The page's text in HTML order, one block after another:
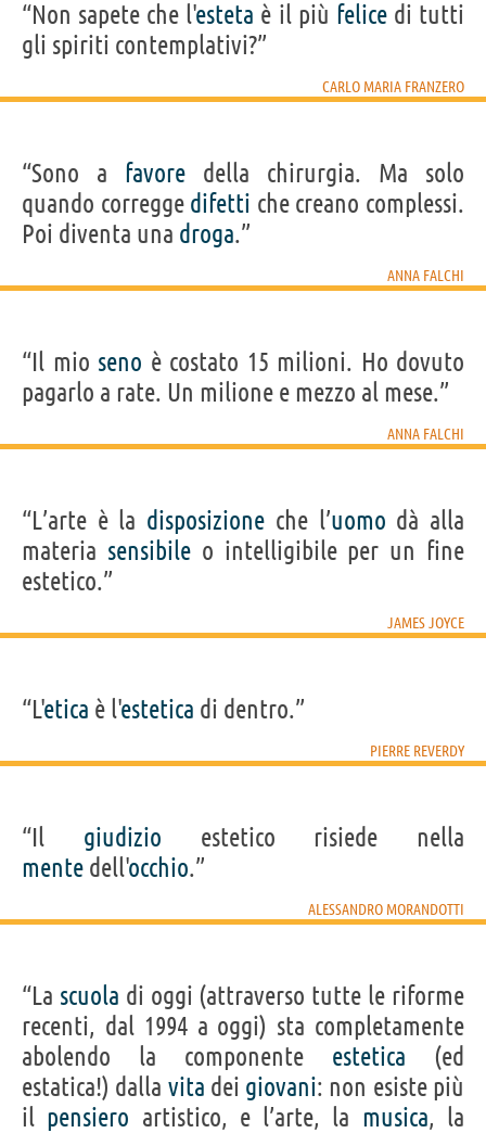
“Non sapete che l'esteta è il più felicedi tutti
gli spiriti contemplativi?”
CARLO MARIA FRANZERO
“Sono a favore della chirurgia. Ma solo
quando corregge difetti che creano complessi.
Poi diventa una droga.”
ANNA FALCHI
“Il mio seno è costato 15 milioni. Ho dovuto
pagarlo a rate. Un milione e mezzo al mese.”
ANNA FALCHI
“L’arte è la disposizione che l’uomo dà alla
materia sensibileo intelligibile per un fine
estetico.”
JAMES JOYCE
“L'etica è l'estetica di dentro.”
PIERRE REVERDY
“Il giudizio estetico risiede nella
mente dell'occhio.”
ALESSANDRO MORANDOTTI
“La scuola di oggi (attraverso tutte le riforme
recenti, dal 1994 a oggi) sta completamente
abolendo la componente estetica (ed
estatica!) dalla vita dei giovani: non esiste più
il pensiero artistico, e l’arte, la musica, la